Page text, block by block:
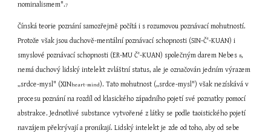
nominalismem".7
Čínská teorie poznání samozřejmě počítá i s rozumovou poznávací mohutností.
Protože však jsou duchově-mentální poznávací schopnosti (SIN-Č'-KUAN) i
smyslové poznávací schopnosti (ER-MU Č'-KUAN) společným darem Nebes 8,
nemá duchový lidský intelekt zvláštní status, ale je označován jedním výrazem
„srdce-mysl" (XINheart-mind). Tato mohutnost („srdce-mysl") však nezískává v
procesu poznání na rozdíl od klasického západního pojetí své poznatky pomocí
abstrakce. Jednotlivé substance vytvořené z látky se podle taoistického pojetí
navzájem překrývají a pronikají. Lidský intelekt je zde od toho, aby od sebe